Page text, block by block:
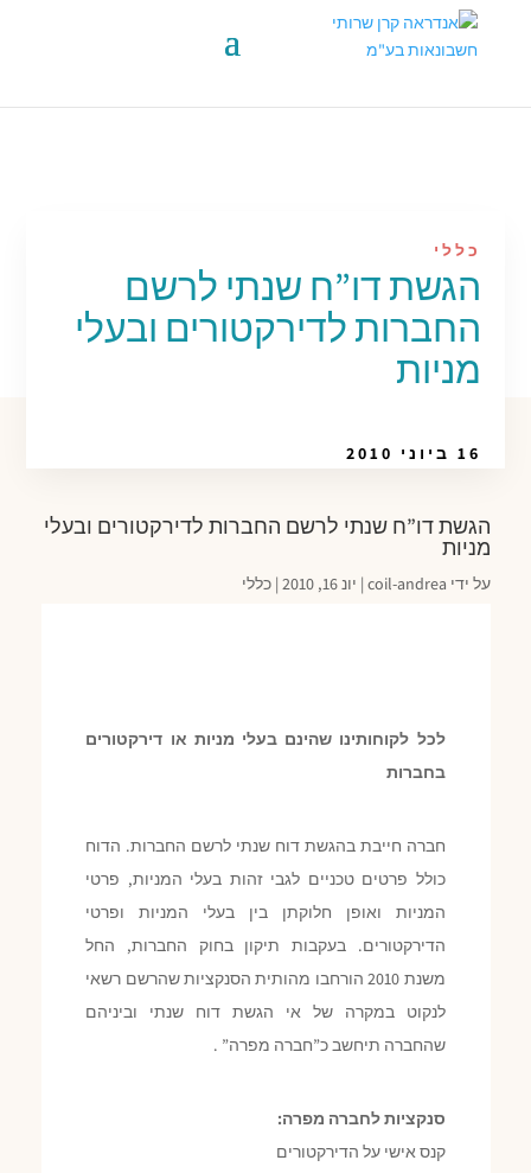
כללי
הגשת דו”ח שנתי לרשם
החברות לדירקטורים ובעלי
מניות
16 ביוני 2010
הגשת דו”ח שנתי לרשם החברות לדירקטורים ובעלי
מניות
על ידי coil-andrea
| יונ 16, 2010 |כללי
לכל לקוחותינו שהינם בעלי מניות או דירקטורים
בחברות
חברה חייבת בהגשת דוח שנתי לרשם החברות. הדוח
כולל פרטים טכניים לגבי זהות בעלי המניות, פרטי
המניות ואופן חלוקתן בין בעלי המניות ופרטי
הדירקטורים. בעקבות תיקון בחוק החברות, החל
משנת 2010 הורחבו מהותית הסנקציות שהרשם רשאי
לנקוט במקרה של אי הגשת דוח שנתי וביניהם
שהחברה תיחשב כ”חברה מפרה” .
סנקציות לחברה מפרה:
קנס אישי על הדירקטורים